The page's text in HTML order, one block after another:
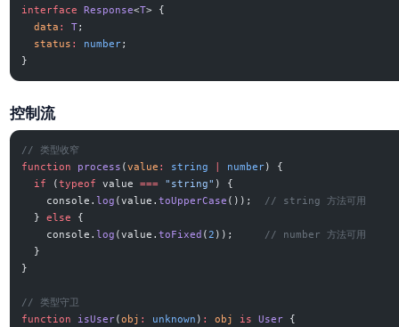
interface Response<T> {
  data
: T;
  status
: number;
}
控制流
// 类型收窄
function
process (value : string number) {
  if
(typeof value === "string" ) {
    console.
log (value.toUpperCase ()); // string 方法可用
  }
else
{
    console.
log (value.toFixed (2 )); // number 方法可用
  }
}
// 类型守卫
function
isUser(obj : unknown ) : obj is User {